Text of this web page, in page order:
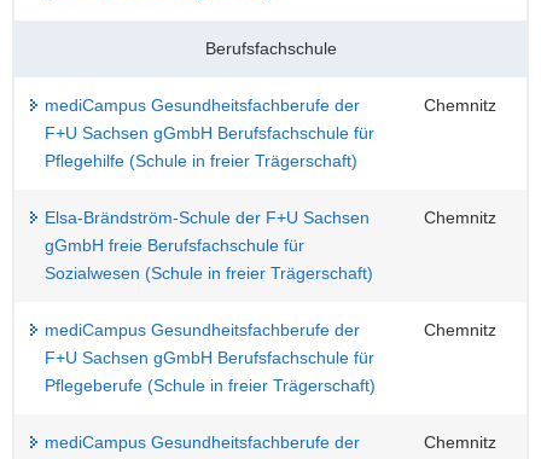
Berufsfachschule
mediCampus Gesundheitsfachberufe der
F+U Sachsen gGmbH Berufsfachschule für
Pflegehilfe (Schule in freier Trägerschaft)
Chemnitz
Elsa-Brändström-Schule der F+U Sachsen
gGmbH freie Berufsfachschule für
Sozialwesen (Schule in freier Trägerschaft)
Chemnitz
mediCampus Gesundheitsfachberufe der
F+U Sachsen gGmbH Berufsfachschule für
Pflegeberufe (Schule in freier Trägerschaft)
Chemnitz
mediCampus Gesundheitsfachberufe der
Chemnitz